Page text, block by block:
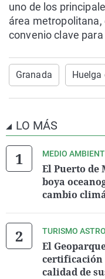
uno de los
área metropolitana,
convenio clave
Granada Huelga
LO MÁS
MEDIO
El Puerto de
boya
cambio
TURISMO
El
certificación
calidad de